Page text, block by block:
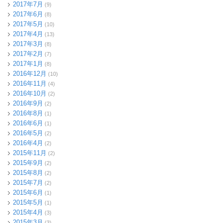
2017年7月 (9)
2017年6月 (8)
2017年5月 (10)
2017年4月 (13)
2017年3月 (8)
2017年2月 (7)
2017年1月 (8)
2016年12月 (10)
2016年11月 (4)
2016年10月 (2)
2016年9月 (2)
2016年8月 (1)
2016年6月 (1)
2016年5月 (2)
2016年4月 (2)
2015年11月 (2)
2015年9月 (2)
2015年8月 (2)
2015年7月 (2)
2015年6月 (1)
2015年5月 (1)
2015年4月 (3)